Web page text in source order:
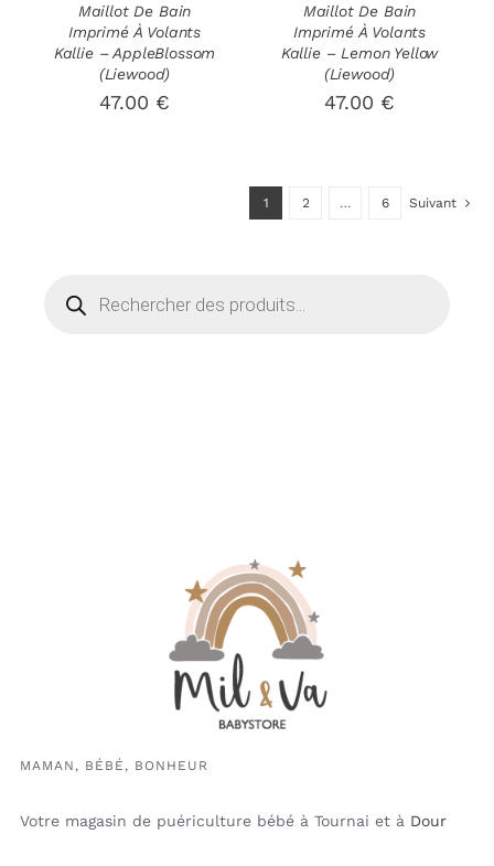
OPTIONS
PEUVENT
ÊTRE
CHOISIES
SUR
Maillot De Bain
Imprimé À Volants
Kallie – AppleBlossom
(Liewood)
47.00 €
OPTIONS
PEUVENT
ÊTRE
CHOISIES
SUR
PRODUIT
Maillot De Bain
Imprimé À Volants
Kallie – Lemon Yellow
(Liewood)
47.00 €
1 2 … 6 Suivant
produits
MAMAN, BÉBÉ, BONHEUR
Votre magasin de puériculture bébé à Tournai et à Dour